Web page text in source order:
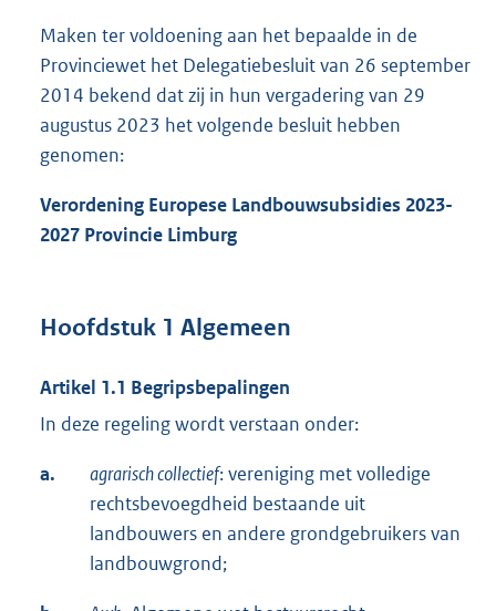
Maken ter voldoening aan het bepaalde in de
Provinciewet het Delegatiebesluit van 26 september
2014 bekend dat zij in hun vergadering van 29
augustus 2023 het volgende besluit hebben
genomen:
Verordening Europese Landbouwsubsidies 2023-
2027 Provincie Limburg
Hoofdstuk 1 Algemeen
Artikel 1.1 Begripsbepalingen
In deze regeling wordt verstaan onder:
a. agrarisch collectief: vereniging met volledige
rechtsbevoegdheid bestaande uit
landbouwers en andere grondgebruikers van
landbouwgrond;